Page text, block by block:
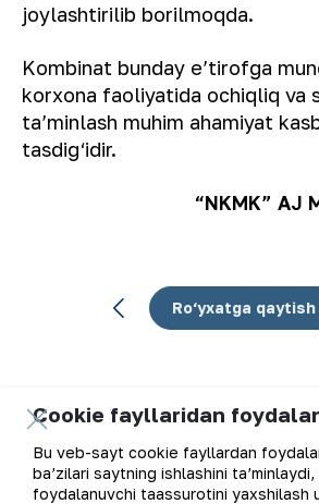
joylashtirilib borilmoqda.
Kombinat bunday eʼtirofga
korxona faoliyatida ochiqliq va
taʼminlash muhim ahamiyat
tasdig‘idir.
“NKMK” AJ
Ro‘yxatga qaytish
Yangilanishlarga obuna
Cookie fayllaridan
Bu veb-sayt cookie fayllardan
ba’zilari saytning ishlashini
foydalanuvchi taassurotini yaxshilash